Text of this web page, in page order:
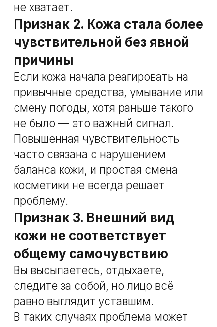
Признак 5. Вы постоянно
сомневаетесь, «что бы ещё
попробовать»
Если мысли о коже всё чаще
вокруг экспериментов — сменить
крем, добавить актив, попробовать
новую сыворотку, — это может
говорить о том, что проблема уже
не решается на уровне косметики.